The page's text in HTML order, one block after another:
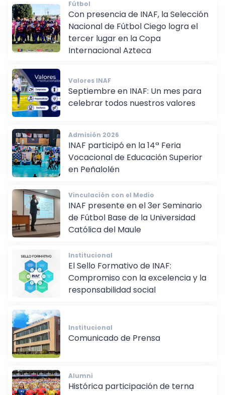
Fútbol
Con presencia de INAF, la Selección
Nacional de Fútbol Ciego logra el
tercer lugar en la Copa
Valores INAF
Septiembre en INAF: Un mes para
Admisión 2026
INAF participó en la 14ª Feria
Vocacional de Educación Superior
Vinculación con el Medio
INAF presente en el 3er Seminario
de Fútbol Base de la Universidad
Institucional
El Sello Formativo de INAF:
Compromiso con la excelencia y la
responsabilidad social
Institucional
Alumni